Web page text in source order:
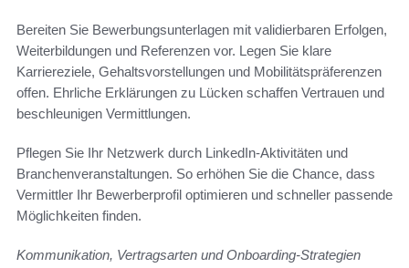
Bereiten Sie Bewerbungsunterlagen mit validierbaren Erfolgen,
Weiterbildungen und Referenzen vor. Legen Sie klare
Karriereziele, Gehaltsvorstellungen und Mobilitätspräferenzen
offen. Ehrliche Erklärungen zu Lücken schaffen Vertrauen und
beschleunigen Vermittlungen.
Pflegen Sie Ihr Netzwerk durch LinkedIn-Aktivitäten und
Branchenveranstaltungen. So erhöhen Sie die Chance, dass
Vermittler Ihr Bewerberprofil optimieren und schneller passende
Möglichkeiten finden.
Kommunikation, Vertragsarten und Onboarding-Strategien